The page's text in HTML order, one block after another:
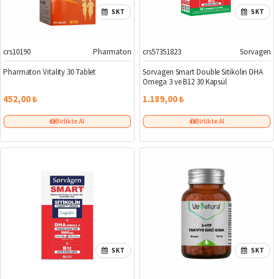
SKT
crs10190
Pharmaton
Pharmaton Vitality 30 Tablet
452,00 ₺
Birlikte Al
2. Ürün %5
SKT
crs57351823
Sorvagen
Sorvagen Smart Double Sitikolin DHA
Omega 3 ve B12 30 Kapsül
1.189,00 ₺
Birlikte Al
SKT SKT